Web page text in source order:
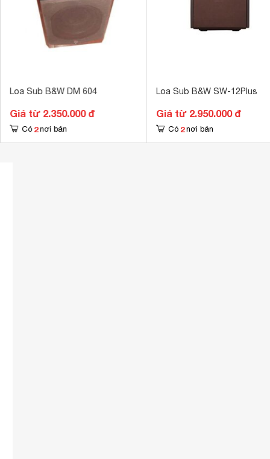
Loa Sub B&W DM 604
Giá từ 2.350.000 đ
Có 2 nơi bán
Loa Sub B&W SW-12Plus
Giá từ 2.950.000 đ
Có 2 nơi bán